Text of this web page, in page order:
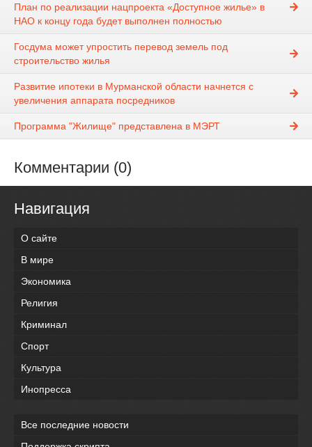
План по реализации нацпроекта «Доступное жилье» в
НАО к концу года будет выполнен полностью
Госдума может упростить перевод земель под
строительство жилья
Развитие ипотеки в Мурманской области начнется с
увеличения аппарата посредников
Программа "Жилище" представлена в МЭРТ
Комментарии (0)
Навигация
О сайте
В мире
Экономика
Религия
Криминал
Спорт
Культура
Инопресса
Все последние новости